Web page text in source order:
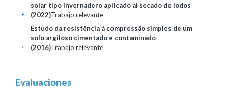
solar tipo invernadero aplicado al secado de lodos
(2022)Trabajo relevante
+
Estudo da resistência à compressão simples de um
solo argiloso cimentado e contaminado
(2016)Trabajo relevante
+
Evaluaciones